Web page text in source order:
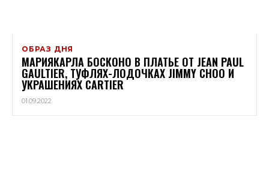
ОБРАЗ ДНЯ
МАРИЯКАРЛА БОСКОНО В ПЛАТЬЕ ОТ JEAN PAUL
GAULTIER, ТУФЛЯХ-ЛОДОЧКАХ JIMMY CHOO И
УКРАШЕНИЯХ CARTIER
01.09.2022